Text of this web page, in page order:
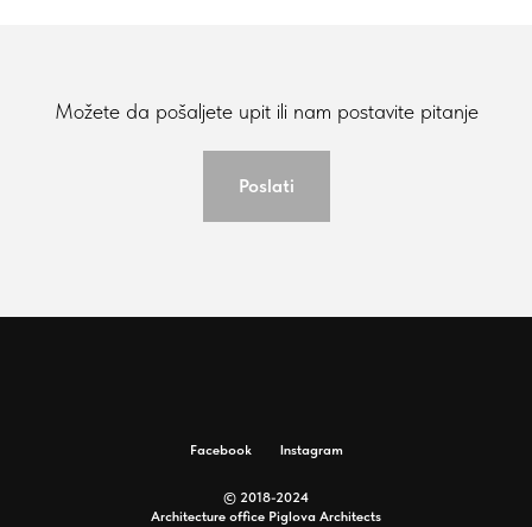
Možete da pošaljete upit ili nam postavite pitanje
Poslati
Facebook Instagram
© 2018-2024
Architecture office Piglova Architects